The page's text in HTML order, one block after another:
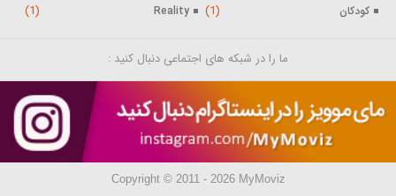
کودکان (1)
Reality
(1)
ما را در شبکه های اجتماعی دنبال کنید :
Copyright © 2011 - 2026 MyMoviz